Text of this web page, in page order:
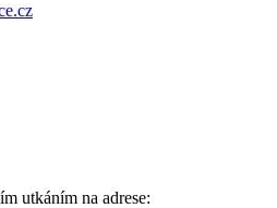
utkáním na adrese: